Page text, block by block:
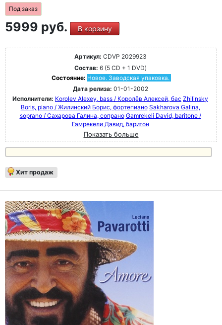
Под заказ
5999 руб. В корзину
Артикул: CDVP 2029923
Состав: 6 (5 CD + 1 DVD)
Состояние: Новое. Заводская упаковка.
Дата релиза: 01-01-2002
Исполнители: Korolev Alexey, bass / Королёв Алексей, бас Zhilinsky
Boris, piano / Жилинский Борис, фортепиано Sakharova Galina,
soprano / Сахарова Галина, сопрано Gamrekeli David, baritone /
Гамрекели Давид, баритон
Показать больше
Хит продаж